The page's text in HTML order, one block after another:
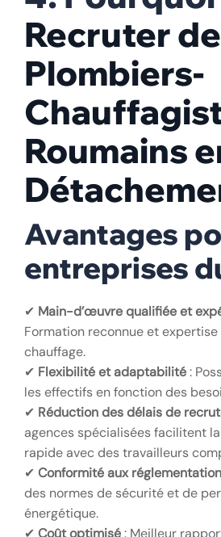
Recruter
Plombiers-
Roumains
Avantages
entreprises
✔ Main-d’œuvre qualifiée et
Formation reconnue et
chauffage.
✔ Flexibilité et adaptabilité:
les effectifs en fonction des
✔ Réduction des délais de
agences spécialisées facilitent
rapide avec des travailleurs
✔ Conformité aux
des normes de sécurité et de
énergétique.
✔ Coût optimisé: Meilleur